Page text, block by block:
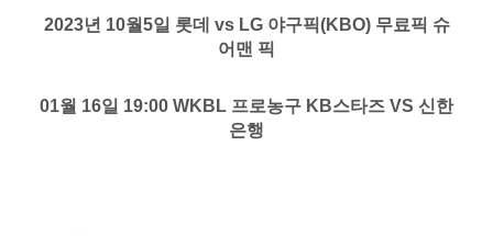
2023년 10월5일 롯데 vs LG 야구픽(KBO) 무료픽 슈
어맨 픽
01월 16일 19:00 WKBL 프로농구 KB스타즈 VS 신한
은행